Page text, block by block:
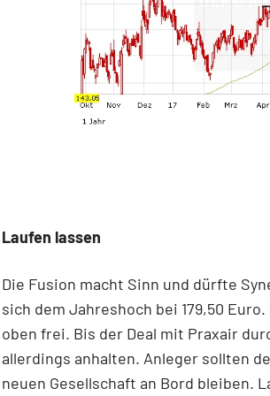
Laufen lassen
Die Fusion macht Sinn und dürfte
sich dem Jahreshoch bei 179,50
oben frei. Bis der Deal mit Praxair
allerdings anhalten. Anleger sollten
neuen Gesellschaft an Bord bleiben.